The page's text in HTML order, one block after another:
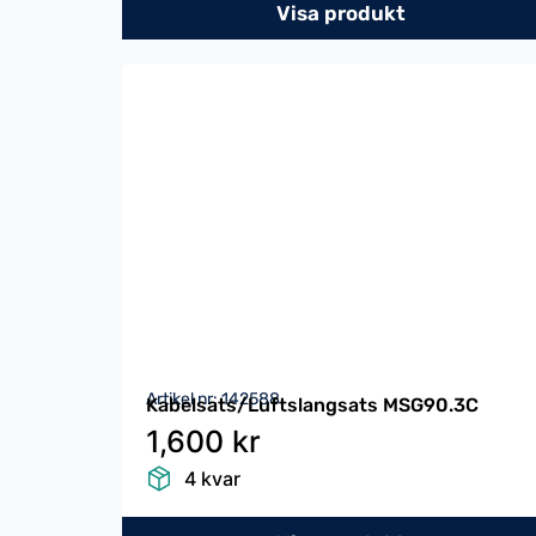
Visa produkt
Artikel nr: 142588
Kabelsats/Luftslangsats MSG90.3C
1,600 kr
4 kvar